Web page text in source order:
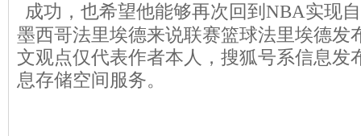
成功，也希望他能够再次回到NBA实现
墨西哥法里埃德来说联赛篮球法里埃德发
文观点仅代表作者本人，搜狐号系信息发
息存储空间服务。